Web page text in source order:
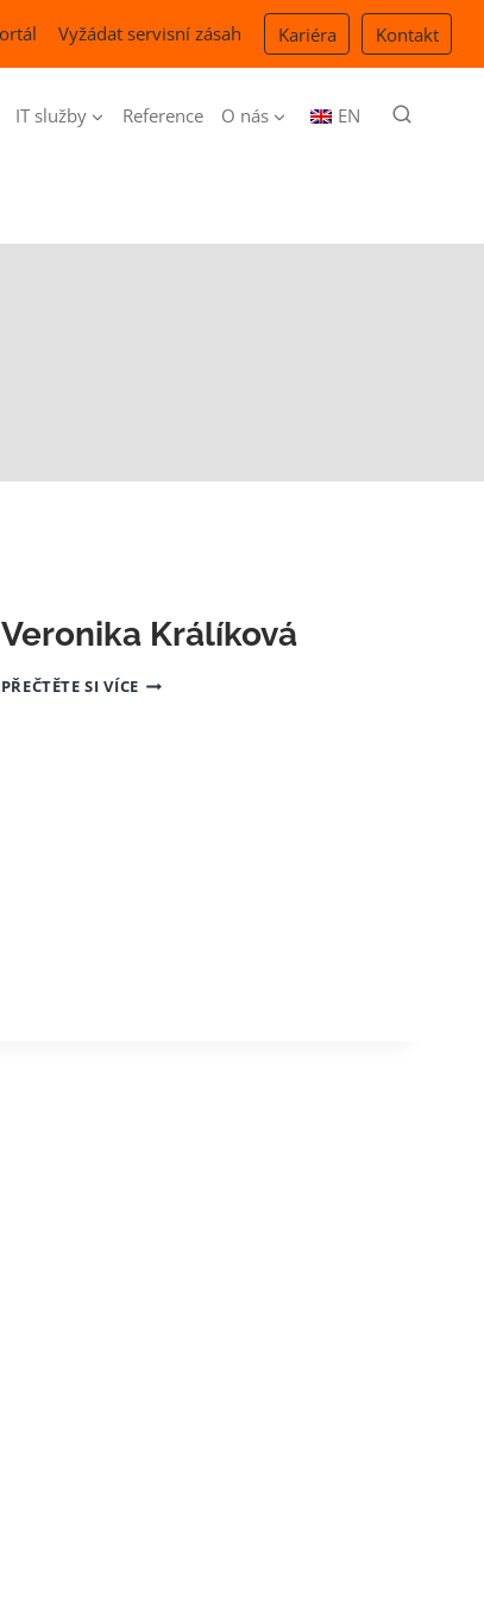
Vyžádat servisní zásah Kariéra Kontakt
IT služby Reference O nás EN
Veronika Králíková
PŘEČTĚTE SI VÍCEVERONIKA